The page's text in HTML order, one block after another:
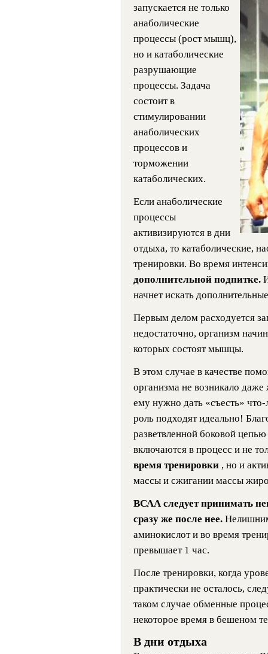
запускается не только
анаболические
процессы (рост мышц),
но и катаболические
разрушающие
процессы. Задача
состоит в
стимулировании
анаболических
процессов и
торможении
катаболических.
Если анаболические
процессы
активизируются в дни
отдыха, то катаболические,
тренировки. Во время
дополнительной подпитке.
начнет искать
Первым делом расходуется
недостаточно, организм
которых состоят мышцы.
В этом случае в качестве
организма не возникало
ему нужно дать «съесть»
роль подходят идеально!
разветвленной боковой
включаются в процесс и не
время тренировки , но и
массы и сжигании массы
ВСАА следует принимать
сразу же после нее.
аминокислот и во время
превышает 1 час.
После тренировки, когда
практически не осталось,
таком случае обменные
некоторое время в бешеном
В дни отдыха